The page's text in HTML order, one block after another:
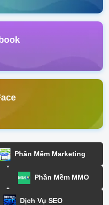
Phần Mềm Marketing
Phần Mềm MMO
Dịch Vụ SEO